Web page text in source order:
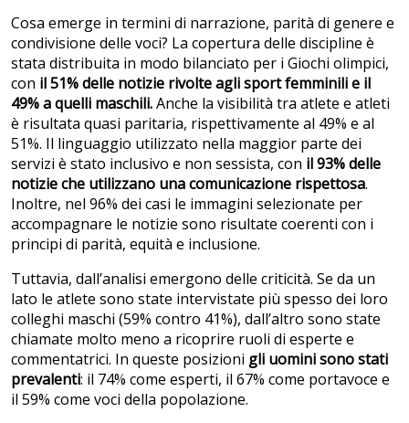
Cosa emerge in termini di narrazione, parità di genere e
condivisione delle voci? La copertura delle discipline è
stata distribuita in modo bilanciato per i Giochi olimpici,
con il 51% delle notizie rivolte agli sport femminili e il
49% a quelli maschili.Anche la visibilità tra atlete e atleti
è risultata quasi paritaria, rispettivamente al 49% e al
51%. Il linguaggio utilizzato nella maggior parte dei
servizi è stato inclusivo e non sessista, con il 93% delle
notizie che utilizzano una comunicazione rispettosa.
Inoltre, nel 96% dei casi le immagini selezionate per
accompagnare le notizie sono risultate coerenti con i
principi di parità, equità e inclusione.
Tuttavia, dall’analisi emergono delle criticità. Se da un
lato le atlete sono state intervistate più spesso dei loro
colleghi maschi (59% contro 41%), dall’altro sono state
chiamate molto meno a ricoprire ruoli di esperte e
commentatrici. In queste posizioni gli uomini sono stati
prevalenti: il 74% come esperti, il 67% come portavoce e
il 59% come voci della popolazione.